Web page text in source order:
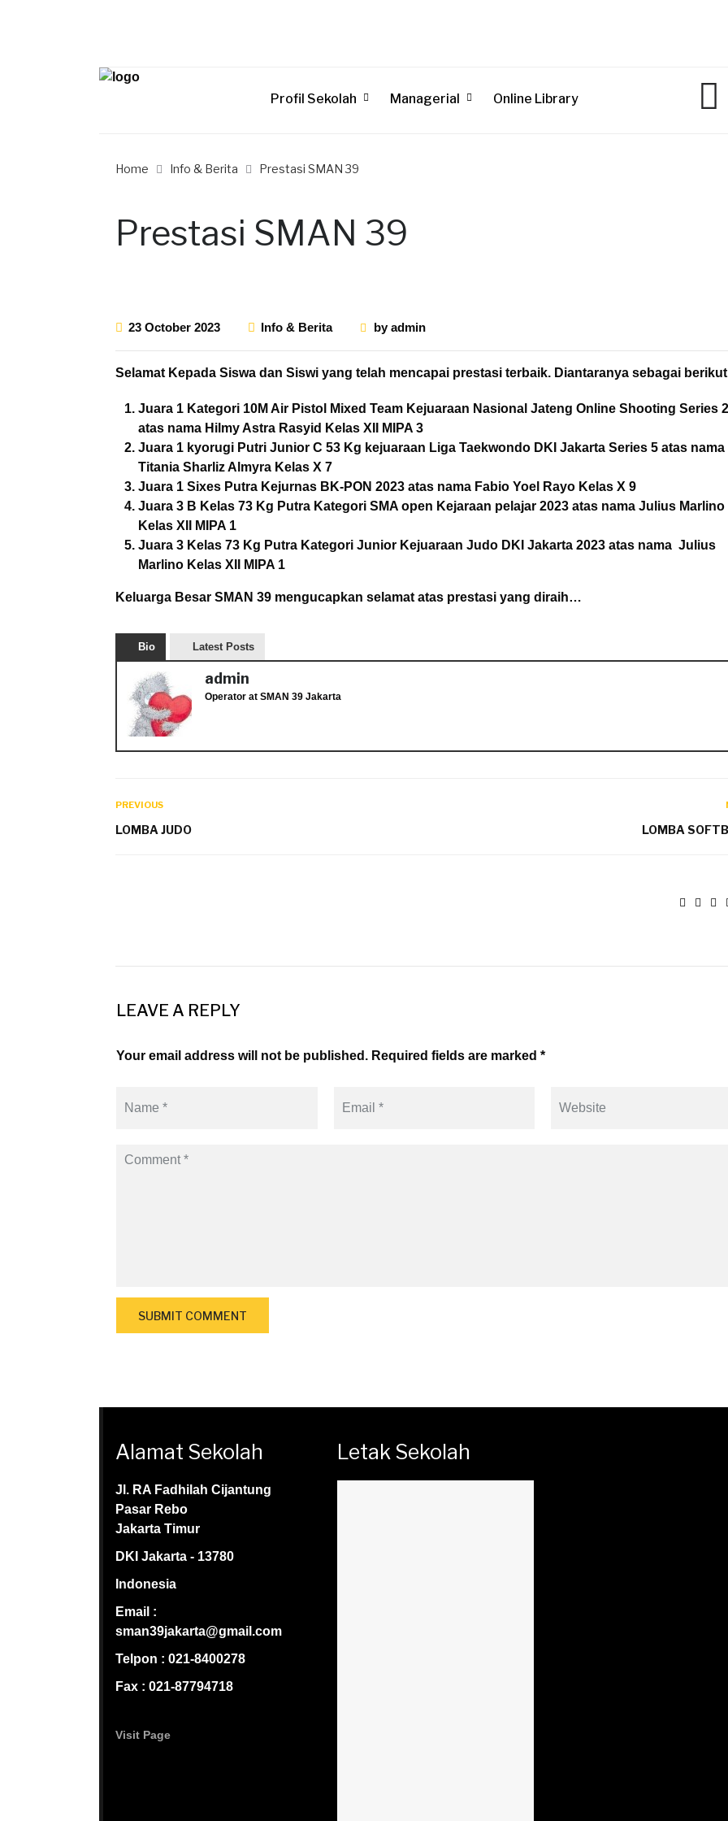
Profil Sekolah Managerial Online Library
Home Info & Berita Prestasi SMAN 39
Prestasi SMAN 39
23 October 2023 Info & Berita byadmin
Selamat Kepada Siswa dan Siswi yang telah mencapai prestasi terbaik. Diantaranya sebagai berikut
Juara 1 Kategori 10M Air Pistol Mixed Team Kejuaraan Nasional Jateng Online Shooting Series
atas nama Hilmy Astra Rasyid Kelas XII MIPA 3
Juara 1 kyorugi Putri Junior C 53 Kg kejuaraan Liga Taekwondo DKI Jakarta Series 5 atas nama
Titania Sharliz Almyra Kelas X 7
Juara 1 Sixes Putra Kejurnas BK-PON 2023 atas nama Fabio Yoel Rayo Kelas X 9
Juara 3 B Kelas 73 Kg Putra Kategori SMA open Kejaraan pelajar 2023 atas nama Julius Marlino
Kelas XII MIPA 1
Juara 3 Kelas 73 Kg Putra Kategori Junior Kejuaraan Judo DKI Jakarta 2023 atas nama Julius
Marlino Kelas XII MIPA 1
Keluarga Besar SMAN 39 mengucapkan selamat atas prestasi yang diraih…
Bio Latest Posts
admin
Operator at SMAN 39 Jakarta
PREVIOUS
LOMBA JUDO LOMBA
LEAVE A REPLY
Your email address will not be published. Required fields are marked *
Alamat Sekolah
Jl. RA Fadhilah Cijantung
Pasar Rebo
Jakarta Timur
DKI Jakarta - 13780
Indonesia
Email :
sman39jakarta@gmail.com
Telpon : 021-8400278
Fax : 021-87794718
Visit Page
Letak Sekolah